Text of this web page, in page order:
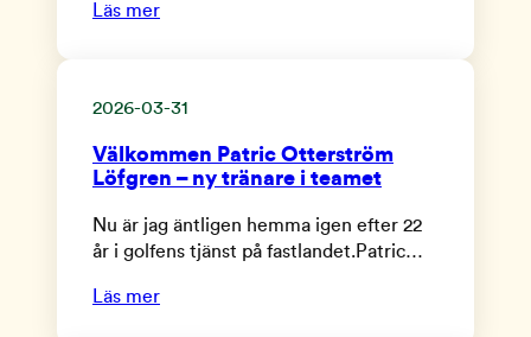
Läs mer
2026-03-31
Välkommen Patric Otterström
Löfgren – ny tränare i teamet
Nu är jag äntligen hemma igen efter 22
år i golfens tjänst på fastlandet.Patric…
Läs mer